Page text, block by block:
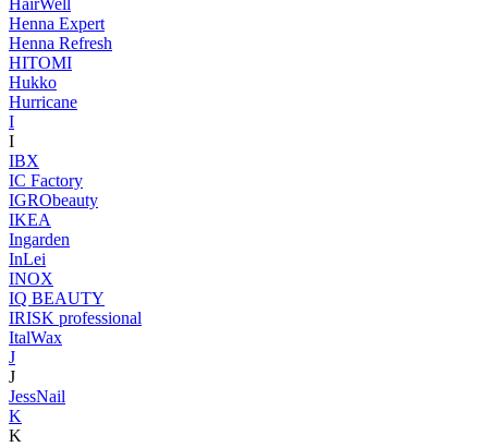
HairWell
Henna Expert
Henna Refresh
HITOMI
Hukko
Hurricane
I
I
IBX
IC Factory
IGRObeauty
IKEA
Ingarden
InLei
INOX
IQ BEAUTY
IRISK professional
ItalWax
J
J
JessNail
K
K